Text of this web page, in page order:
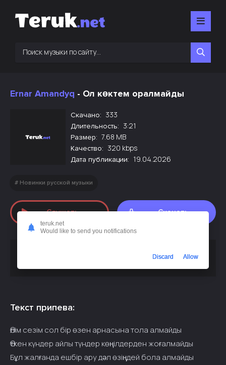
Ernar Amandyq - Ол көктем оралмайды
Скачано: 333
Длительность: 3:21
Размер: 7.68 MB
Качество: 320 kbps
Дата публикации: 19.04.2026
Новинки русской музыки
Слушать Скачать
Ernar Amandyq - Ол көктем оралмайды
Текст припева:
Өлім сезім сол бір өзен арнасына тола алмайды
Өткен күндер айлы түндер көңілдерден жоғалмайды
Бұл жалғанда ешбір ару дәл өзіңдей бола алмайды
teruk.net
Would like to send you notifications
Discard Allow